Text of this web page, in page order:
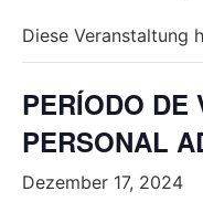
Diese Veranstaltung
PERÍODO DE
PERSONAL
Dezember 17, 2024